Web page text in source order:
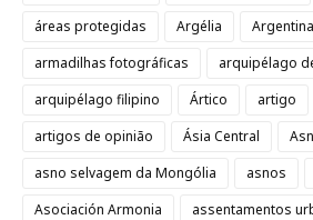
áreas protegidas
Argélia Argentina
armadilhas fotográficas
arquipélago
arquipélago filipino
Ártico artigo
artigos de opinião
Ásia Central
asno selvagem da Mongólia
asnos
Asociación Armonia
assentamentos